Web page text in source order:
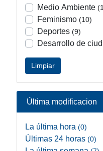
Medio Ambiente
Feminismo (10)
Deportes (9)
Desarrollo de
Limpiar
Última modificacion
La última hora (0)
Últimas 24 horas (0)